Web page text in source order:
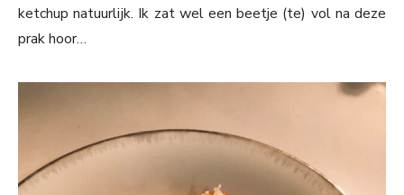
ketchup natuurlijk. Ik zat wel een beetje (te) vol na deze
prak hoor…